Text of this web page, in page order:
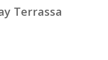
Terrassa